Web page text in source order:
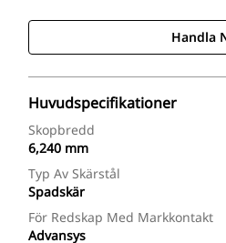
Handla
Huvudspecifikationer
Skopbredd
6,240 mm
Typ Av Skärstål
Spadskär
För Redskap Med Markkontakt
Advansys